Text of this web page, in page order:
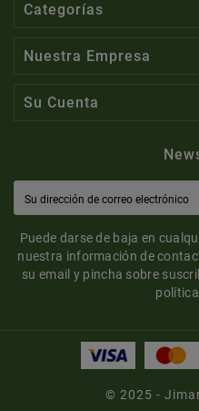
Categorías
Nuestra Empresa
Su Cuenta
Puede darse de baja en
nuestra información de
su email y pincha sobre
© 2025 -